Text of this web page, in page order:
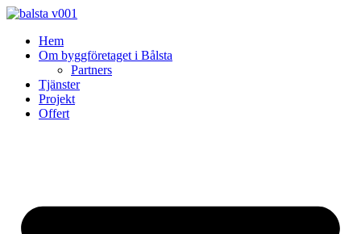
Skip
contentHem
Om byggföretaget i Bålsta
Partners
Tjänster
Projekt
Offert